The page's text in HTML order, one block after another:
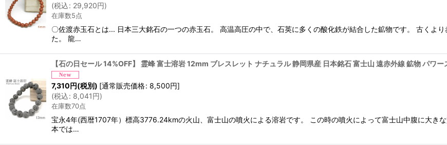
(税込: 29,920円)
在庫数5点
〇佐渡赤玉石とは... 日本三大銘石の一つの赤玉石。 高温高圧の中で、石英に多くの酸化鉄が結合した鉱物です。 古くよ
た。 龍…
【石の日セール 14%OFF】 霊峰 富士溶岩 12mm ブレスレット ナチュラル 静岡県産 日本銘石 富士山 遠赤外線 鉱物 パワー
7,310円(税別) [通常販売価格: 8,500円]
(税込: 8,041円)
在庫数70点
宝永4年(西暦1707年）標高3776.24kmの火山、富士山の噴火による溶岩です。 この時の噴火によって富士山中腹に大き
本では…